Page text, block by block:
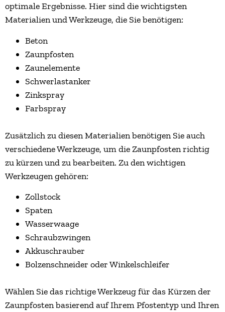
optimale Ergebnisse. Hier sind die wichtigsten
Materialien und Werkzeuge, die Sie benötigen:
Beton
Zaunpfosten
Zaunelemente
Schwerlastanker
Zinkspray
Farbspray
Zusätzlich zu diesen Materialien benötigen Sie auch
verschiedene Werkzeuge, um die Zaunpfosten richtig
zu kürzen und zu bearbeiten. Zu den wichtigen
Werkzeugen gehören:
Zollstock
Spaten
Wasserwaage
Schraubzwingen
Akkuschrauber
Bolzenschneider oder Winkelschleifer
Wählen Sie das richtige Werkzeug für das Kürzen der
Zaunpfosten basierend auf Ihrem Pfostentyp und Ihren